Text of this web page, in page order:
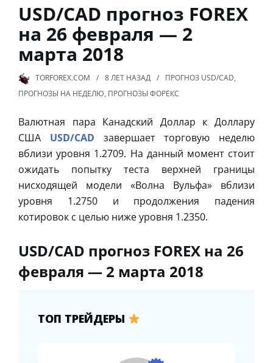
USD/CAD прогноз FOREX
на 26 февраля — 2
марта 2018
TORFOREX.COM 8 ЛЕТ НАЗАД ПРОГНОЗ USD/CAD,
ПРОГНОЗЫ НА НЕДЕЛЮ, ПРОГНОЗЫ ФОРЕКС
Валютная пара Канадский Доллар к Доллару
США USD/CAD завершает торговую неделю
вблизи уровня 1.2709. На данный момент стоит
ожидать попытку теста верхней границы
нисходящей модели «Волна Вульфа» вблизи
уровня 1.2750 и продолжения падения
котировок с целью ниже уровня 1.2350.
USD/CAD прогноз FOREX на 26
февраля — 2 марта 2018
ТОП ТРЕЙДЕРЫ